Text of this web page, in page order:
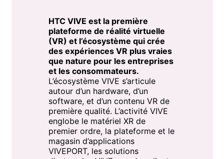
HTC VIVE est la première
plateforme de réalité virtuelle
(VR) et l’écosystème qui crée
des expériences VR plus vraies
que nature pour les entreprises
et les consommateurs.
L’écosystème VIVE s’articule
autour d’un hardware, d’un
software, et d’un contenu VR de
première qualité. L’activité VIVE
englobe le matériel XR de
premier ordre, la plateforme et le
magasin d’applications
VIVEPORT, les solutions